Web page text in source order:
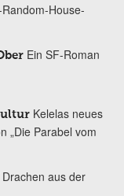
House-
Ein SF-Roman
Kelelas neues
„Die Parabel vom
Drachen aus der